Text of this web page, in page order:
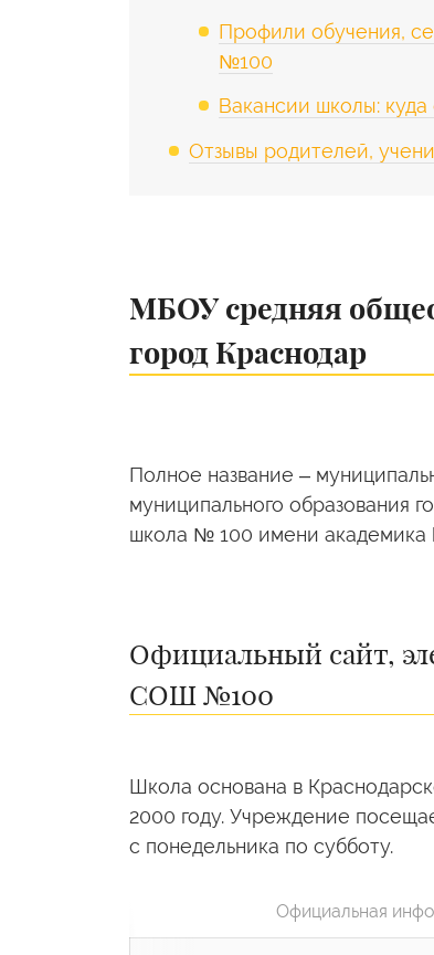
Профили обучения,
№100
Вакансии школы: куда
Отзывы родителей,
МБОУ средняя
город Краснодар
Полное название –
муниципального образования
школа № 100 имени
Официальный сайт,
СОШ №100
Школа основана в
2000 году. Учреждение
с понедельника по субботу.
Официальная